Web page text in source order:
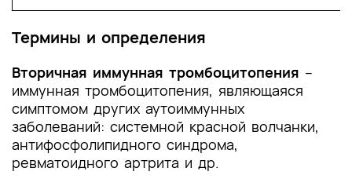
Термины и определения
Вторичная иммунная тромбоцитопения –
иммунная тромбоцитопения, являющаяся
симптомом других аутоиммунных
заболеваний: системной красной волчанки,
антифосфолипидного синдрома,
ревматоидного артрита и др.